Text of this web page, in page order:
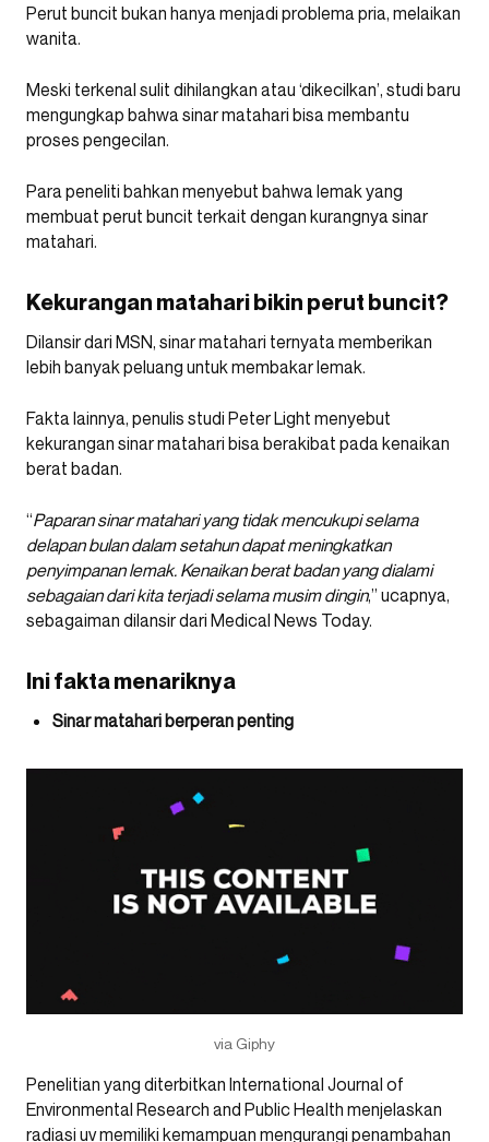
Perut buncit bukan hanya menjadi problema pria, melaikan
wanita.
Meski terkenal sulit dihilangkan atau ‘dikecilkan’, studi baru
mengungkap bahwa sinar matahari bisa membantu
proses pengecilan.
Para peneliti bahkan menyebut bahwa lemak yang
membuat perut buncit terkait dengan kurangnya sinar
matahari.
Kekurangan matahari bikin perut buncit?
Dilansir dari MSN, sinar matahari ternyata memberikan
lebih banyak peluang untuk membakar lemak.
Fakta lainnya, penulis studi Peter Light menyebut
kekurangan sinar matahari bisa berakibat pada kenaikan
berat badan.
“Paparan sinar matahari yang tidak mencukupi selama
delapan bulan dalam setahun dapat meningkatkan
penyimpanan lemak. Kenaikan berat badan yang dialami
sebagaian dari kita terjadi selama musim dingin,” ucapnya,
sebagaiman dilansir dari Medical News Today.
Ini fakta menariknya
Sinar matahari berperan penting
via Giphy
Penelitian yang diterbitkan International Journal of
Environmental Research and Public Health menjelaskan
radiasi uv memiliki kemampuan mengurangi penambahan